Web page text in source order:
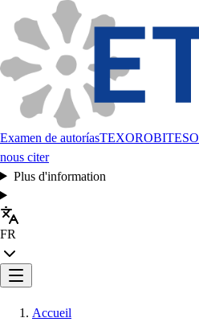
Examen de autoríasTEXOROBITESO
nous citer
Plus d'information
FR
Accueil